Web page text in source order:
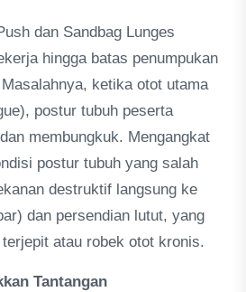
dan Sandbag Lunges
hingga batas penumpukan
ketika otot utama
postur tubuh peserta
membungkuk. Mengangkat
postur tubuh yang salah
destruktif langsung ke
dan persendian lutut, yang
atau robek otot kronis.
Tantangan